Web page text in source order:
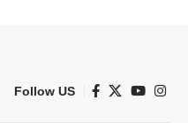
Follow US